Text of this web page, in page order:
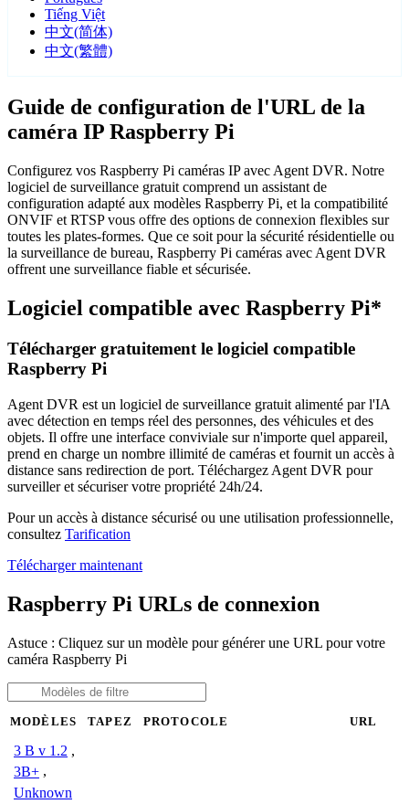
Tiếng Việt
中文(简体)
中文(繁體)
Guide de configuration de l'URL de la
caméra IP Raspberry Pi
Configurez vos Raspberry Pi caméras IP avec Agent DVR. Notre
logiciel de surveillance gratuit comprend un assistant de
configuration adapté aux modèles Raspberry Pi, et la compatibilité
ONVIF et RTSP vous offre des options de connexion flexibles sur
toutes les plates-formes. Que ce soit pour la sécurité résidentielle ou
la surveillance de bureau, Raspberry Pi caméras avec Agent DVR
offrent une surveillance fiable et sécurisée.
Logiciel compatible avec Raspberry Pi*
Télécharger gratuitement le logiciel compatible
Raspberry Pi
Agent DVR est un logiciel de surveillance gratuit alimenté par l'IA
avec détection en temps réel des personnes, des véhicules et des
objets. Il offre une interface conviviale sur n'importe quel appareil,
prend en charge un nombre illimité de caméras et fournit un accès à
distance sans redirection de port. Téléchargez Agent DVR pour
surveiller et sécuriser votre propriété 24h/24.
Pour un accès à distance sécurisé ou une utilisation professionnelle,
consultez Tarification
Télécharger maintenant
Raspberry Pi URLs de connexion
Astuce : Cliquez sur un modèle pour générer une URL pour votre
caméra Raspberry Pi
MODÈLES TAPEZ PROTOCOLE URL
3 B v 1.2 ,
3B+ ,
Unknown